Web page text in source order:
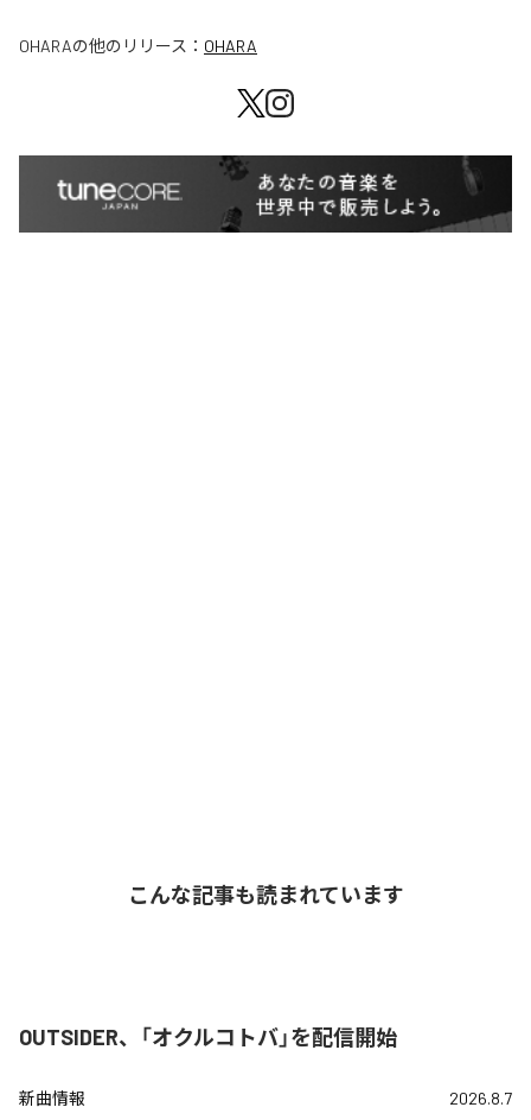
OHARAの他のリリース： OHARA
こんな記事も読まれています
OUTSIDER、「オクルコトバ」を配信開始
新曲情報 2026.8.7